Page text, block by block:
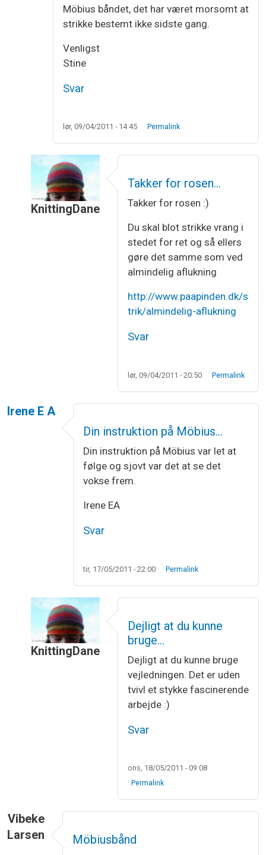
Möbius båndet, det har været morsomt at
strikke bestemt ikke sidste gang.
Venligst
Stine
Svar
lør, 09/04/2011 - 14:45 Permalink
KnittingDane
luk med vrang maskerafStine
Takker for rosen…
Takker for rosen :)
Du skal blot strikke vrang i
stedet for ret og så ellers
gøre det samme som ved
almindelig aflukning
http://www.paapinden.dk/s
trik/almindelig-aflukning
Svar
lør, 09/04/2011 - 20:50 Permalink
Irene E A
Din instruktion på Möbius…
Din instruktion på Möbius var let at
følge og sjovt var det at se det
vokse frem.
Irene EA
Svar
tir, 17/05/2011 - 22:00 Permalink
KnittingDane
Din instruktion på Möbius…afIrene
Dejligt at du kunne
bruge…
Dejligt at du kunne bruge
vejledningen. Det er uden
tvivl et stykke fascinerende
arbejde :)
Svar
ons, 18/05/2011 - 09:08
Permalink
Vibeke
Larsen
Möbiusbånd